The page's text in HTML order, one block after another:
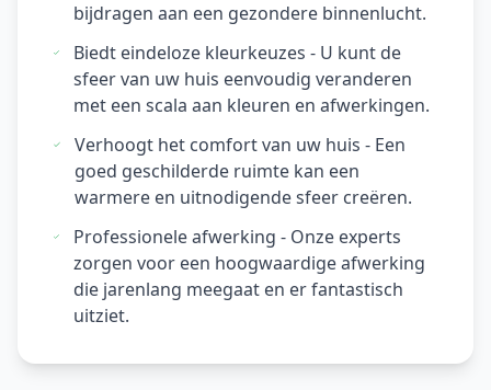
bijdragen aan een gezondere binnenlucht.
Biedt eindeloze kleurkeuzes - U kunt de
sfeer van uw huis eenvoudig veranderen
met een scala aan kleuren en afwerkingen.
Verhoogt het comfort van uw huis - Een
goed geschilderde ruimte kan een
warmere en uitnodigende sfeer creëren.
Professionele afwerking - Onze experts
zorgen voor een hoogwaardige afwerking
die jarenlang meegaat en er fantastisch
uitziet.